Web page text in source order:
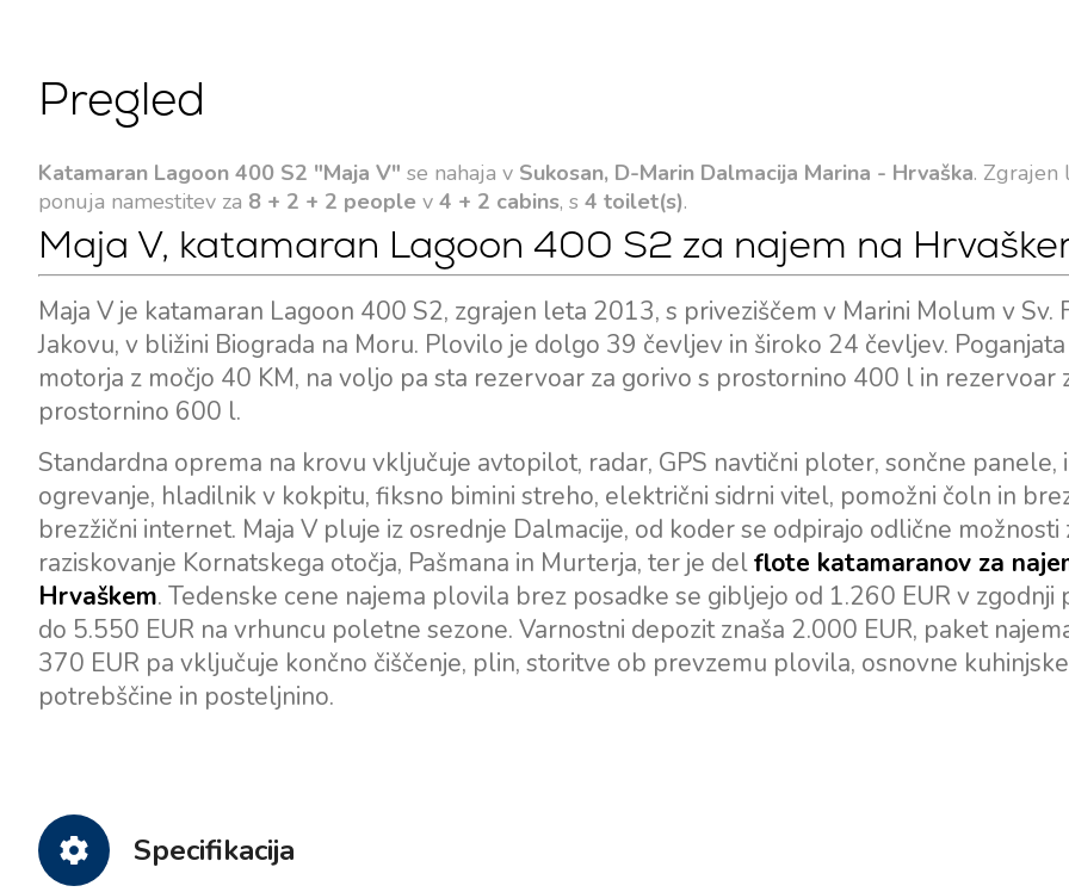
Pregled
Katamaran Lagoon 400 S2 "Maja V" se nahaja v Sukosan, D-Marin Dalmacija Marina - Hrvaška. Zgrajen
ponuja namestitev za 8 + 2 + 2 people v 4 + 2 cabins, s 4 toilet(s).
Maja V, katamaran Lagoon 400 S2 za najem na
Maja V je katamaran Lagoon 400 S2, zgrajen leta 2013, s priveziščem v Marini Molum v Sv.
Jakovu, v bližini Biograda na Moru. Plovilo je dolgo 39 čevljev in široko 24 čevljev.
motorja z močjo 40 KM, na voljo pa sta rezervoar za gorivo s prostornino 400 l in rezervoar
prostornino 600 l.
Standardna oprema na krovu vključuje avtopilot, radar, GPS navtični ploter, sončne panele,
ogrevanje, hladilnik v kokpitu, fiksno bimini streho, električni sidrni vitel, pomožni čoln in
brezžični internet. Maja V pluje iz osrednje Dalmacije, od koder se odpirajo odlične možnosti
raziskovanje Kornatskega otočja, Pašmana in Murterja, ter je delflote katamaranov za
Hrvaškem. Tedenske cene najema plovila brez posadke se gibljejo od 1.260 EUR v zgodnji
do 5.550 EUR na vrhuncu poletne sezone. Varnostni depozit znaša 2.000 EUR, paket
370 EUR pa vključuje končno čiščenje, plin, storitve ob prevzemu plovila, osnovne kuhinjske
potrebščine in posteljnino.
Specifikacija